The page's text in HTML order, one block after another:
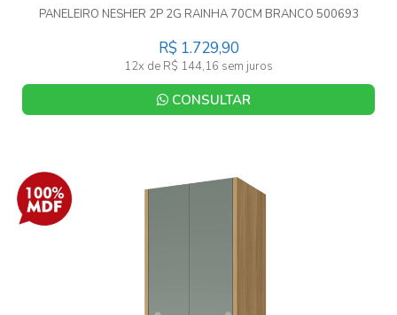
PANELEIRO NESHER 2P 2G RAINHA 70CM BRANCO 500693
R$ 1.729,90
12x de R$ 144,16 sem juros
CONSULTAR